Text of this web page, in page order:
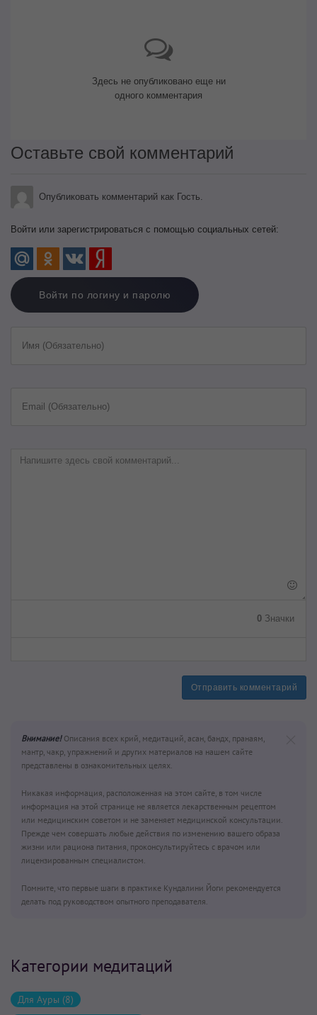
Здесь не опубликовано еще ни
одного комментария
Оставьте свой комментарий
Опубликовать комментарий как Гость.
Войти или зарегистрироваться с помощью социальных сетей:
Войти по логину и паролю
Имя (Обязательно)
Email (Обязательно)
0 Значки
Отправить комментарий
Внимание!Описания всех крий, медитаций, асан, бандх, пранаям,
мантр, чакр, упражнений и других материалов на нашем сайте
представлены в ознакомительных целях.
Никакая информация, расположенная на этом сайте, в том числе
информация на этой странице не является лекарственным рецептом
или медицинским советом и не заменяет медицинской консультации.
Прежде чем совершать любые действия по изменению вашего образа
жизни или рациона питания, проконсультируйтесь с врачом или
лицензированным специалистом.
Помните, что первые шаги в практике Кундалини Йоги рекомендуется
делать под руководством опытного преподавателя.
Категории медитаций
Для Ауры (8)